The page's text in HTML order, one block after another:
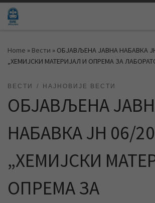
Skip to content
Home » Вести » ОБЈАВЉЕНА ЈАВНА НАБАВКА
„ХЕМИЈСКИ МАТЕРИЈАЛ И ОПРЕМА ЗА
ВЕСТИ НАЈНОВИЈЕ ВЕСТИ
ОБЈАВЉЕНА
НАБАВКА ЈН 06/
„ХЕМИЈСКИ
ОПРЕМА ЗА